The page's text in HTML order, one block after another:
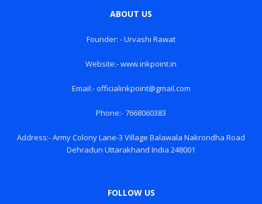
ABOUT US
Founder: - Urvashi Rawat
Website:- www.inkpoint.in
Email:- officialinkpoint@gmail.com
Phone:- 7668060383
Address:- Army Colony Lane-3 Village Balawala Nakrondha Road
Dehradun Uttarakhand India 248001
FOLLOW US